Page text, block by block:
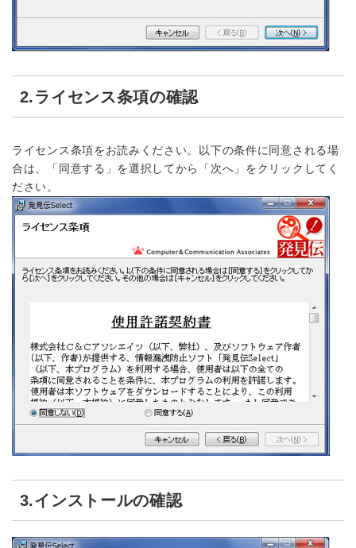
2.ライセンス条項の確認
ライセンス条項をお読みください。以下の条件に同意される場
合は、「同意する」を選択してから「次へ」をクリックしてく
ださい。
3.インストールの確認